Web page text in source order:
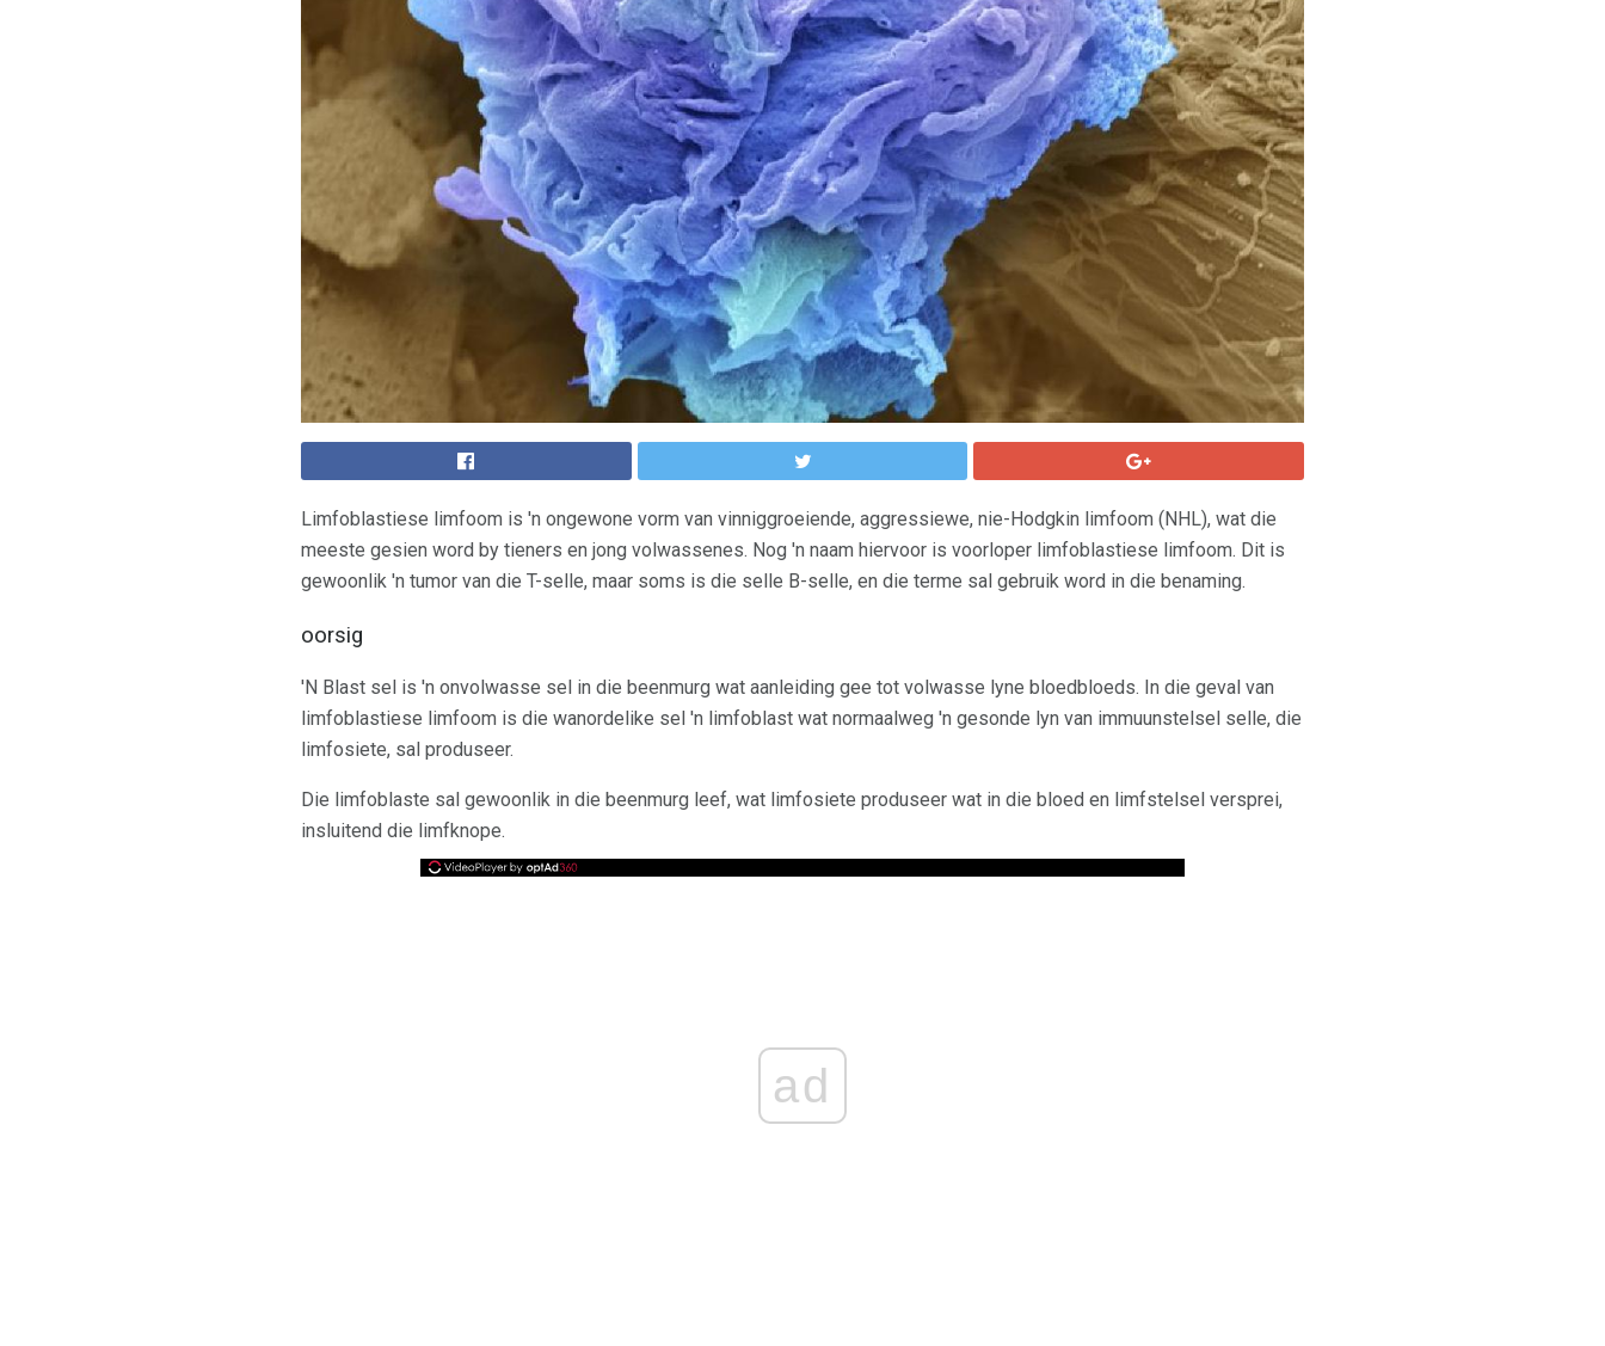
Limfoblastiese limfoom is 'n ongewone vorm van vinniggroeiende, aggressiewe, nie-Hodgkin limfoom (NHL), wat die
meeste gesien word by tieners en jong volwassenes. Nog 'n naam hiervoor is voorloper limfoblastiese limfoom. Dit is
gewoonlik 'n tumor van die T-selle, maar soms is die selle B-selle, en die terme sal gebruik word in die benaming.
oorsig
'N Blast sel is 'n onvolwasse sel in die beenmurg wat aanleiding gee tot volwasse lyne bloedbloeds. In die geval van
limfoblastiese limfoom is die wanordelike sel 'n limfoblast wat normaalweg 'n gesonde lyn van immuunstelsel selle, die
limfosiete, sal produseer.
Die limfoblaste sal gewoonlik in die beenmurg leef, wat limfosiete produseer wat in die bloed en limfstelsel versprei,
insluitend die limfknope.
ad